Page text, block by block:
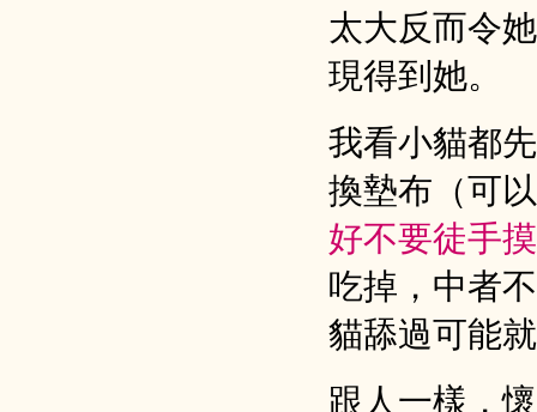
太大反而令
現得到她。
我看小貓都
換墊布（可
好不要徒手
吃掉，中者
貓舔過可能
跟人一樣，